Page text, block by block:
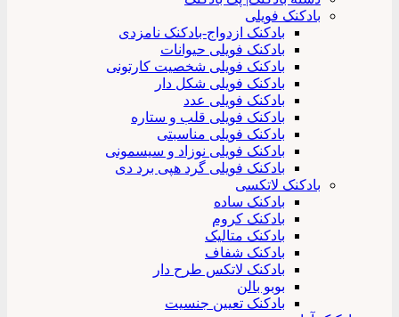
بادکنک فویلی
بادکنک ازدواج-بادکنک نامزدی
بادکنک فویلی حیوانات
بادکنک فویلی شخصیت کارتونی
بادکنک فویلی شکل دار
بادکنک فویلی عدد
بادکنک فویلی قلب و ستاره
بادکنک فویلی مناسبتی
بادکنک فویلی نوزاد و سیسمونی
بادکنک فویلی گرد هپی برد دی
بادکنک لاتکسی
بادکنک ساده
بادکنک کروم
بادکنک متالیک
بادکنک شفاف
بادکنک لاتکس طرح دار
بوبو بالن
بادکنک تعیین جنسیت